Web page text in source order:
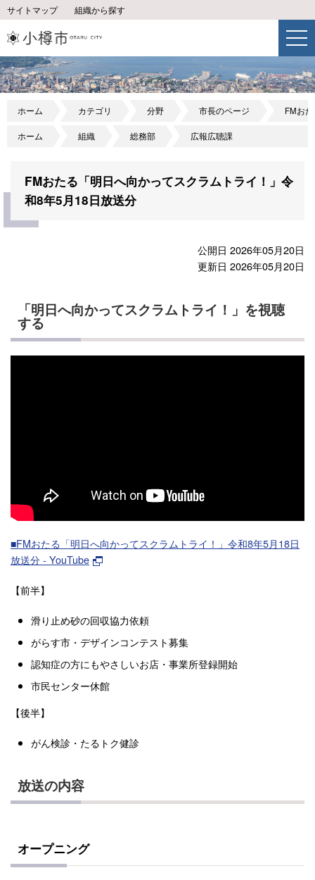
サイトマップ 組織から探す
ホーム カテゴリ 分野 市長のページ FMお
ホーム 組織 総務部 広報広聴課
FMおたる「明日へ向かってスクラムトライ！」令
和8年5月18日放送分
公開日 2026年05月20日
更新日 2026年05月20日
「明日へ向かってスクラムトライ！」を視聴
する
■FMおたる「明日へ向かってスクラムトライ！」令和8年5月18日
放送分 - YouTube
【前半】
滑り止め砂の回収協力依頼
がらす市・デザインコンテスト募集
認知症の方にもやさしいお店・事業所登録開始
市民センター休館
【後半】
がん検診・たるトク健診
放送の内容
オープニング